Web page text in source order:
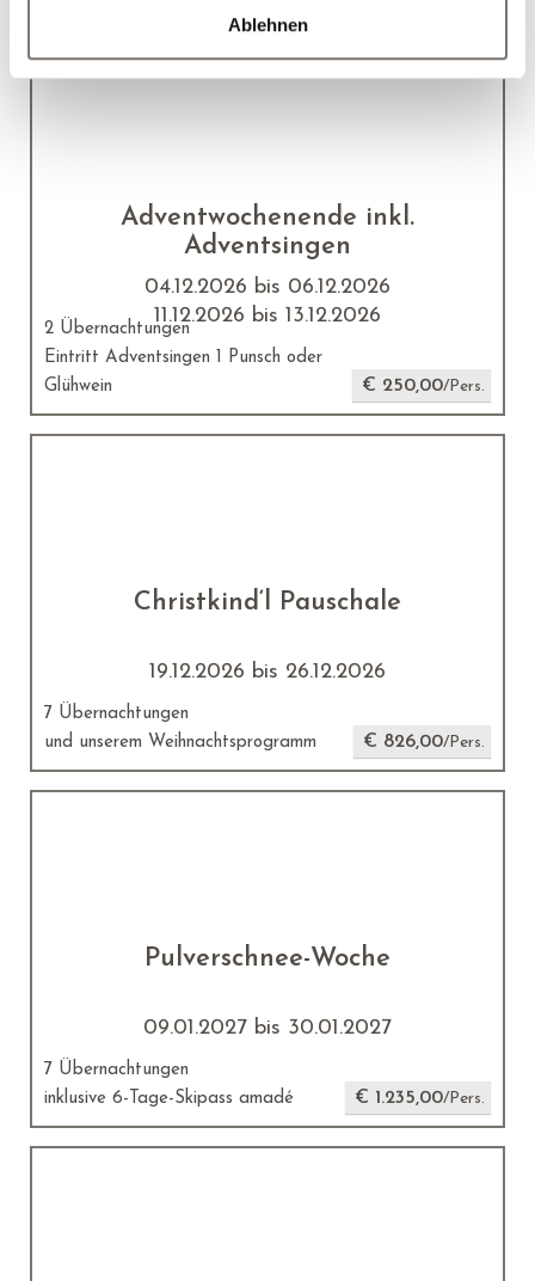
Ablehnen
Adventwochenende inkl.
Adventsingen
04.12.2026 bis 06.12.2026
11.12.2026 bis 13.12.2026
2 Übernachtungen
Eintritt Adventsingen 1 Punsch oder
Glühwein
€ 250,00/Pers.
Christkind‘l Pauschale
19.12.2026 bis 26.12.2026
7 Übernachtungen
und unserem Weihnachtsprogramm
€ 826,00/Pers.
Pulverschnee-Woche
09.01.2027 bis 30.01.2027
7 Übernachtungen
inklusive 6-Tage-Skipass amadé
€ 1.235,00/Pers.